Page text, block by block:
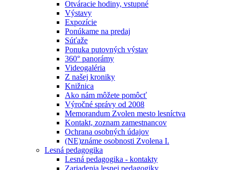
Otváracie hodiny, vstupné
Výstavy
Expozície
Ponúkame na predaj
Súťaže
Ponuka putovných výstav
360° panorámy
Videogaléria
Z našej kroniky
Knižnica
Ako nám môžete pomôcť
Výročné správy od 2008
Memorandum Zvolen mesto lesníctva
Kontakt, zoznam zamestnancov
Ochrana osobných údajov
(NE)známe osobnosti Zvolena I.
Lesná pedagogika
Lesná pedagogika - kontakty
Zariadenia lesnej pedagogiky